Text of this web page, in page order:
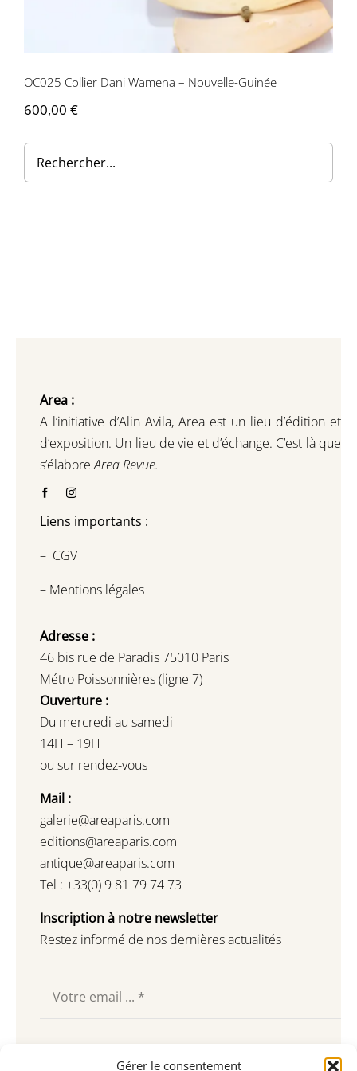
Gérer le consentement
OC025 Collier Dani Wamena – Nouvelle-Guinée
600,00 €
Area :
A l’initiative d’Alin Avila, Area est un lieu d’édition et
d’exposition. Un lieu de vie et d’échange. C’est là que
s’élaboreArea Revue.
Liens importants :
– CGV
– Mentions légales
Adresse :
46 bis rue de Paradis 75010 Paris
Métro Poissonnières (ligne 7)
Ouverture :
Du mercredi au samedi
14H – 19H
ou sur rendez-vous
Mail :
galerie@areaparis.com
editions@areaparis.com
antique@areaparis.com
Tel : +33(0) 9 81 79 74 73
Inscription à notre newsletter
Restez informé de nos dernières actualités
Souscrire